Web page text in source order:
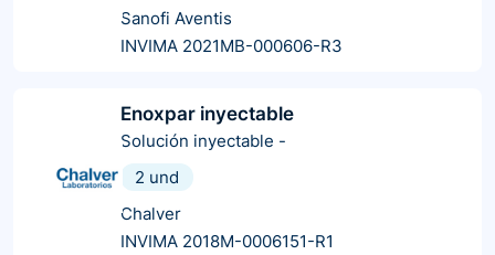
Sanofi Aventis
INVIMA 2021MB-000606-R3
Enoxpar inyectable
Solución inyectable -
2 und
Chalver
INVIMA 2018M-0006151-R1